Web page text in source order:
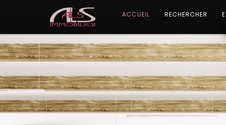
ACCUEIL RECHERCHER